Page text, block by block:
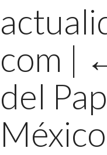
com |
del
México